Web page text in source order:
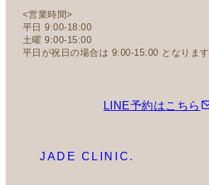
<営業時間>
平日 9:00-18:00
土曜 9:00-15:00
平日が祝日の場合は 9:00-15:00 となります
LINE予約はこちら
JADE CLINIC.